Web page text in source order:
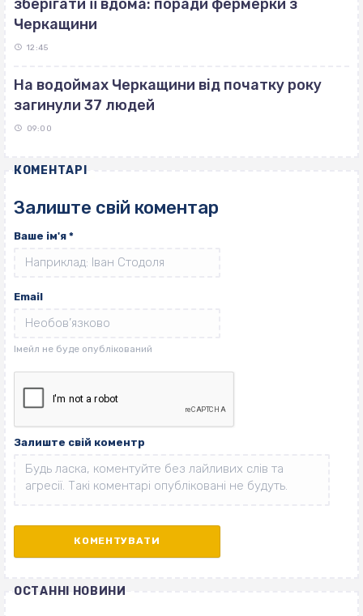
зберігати її вдома: поради фермерки з
Черкащини
12:45
На водоймах Черкащини від початку року
загинули 37 людей
09:00
КОМЕНТАРІ
Залиште свій коментар
Ваше ім'я *
Email
Залиште свій коментр
ОСТАННІ НОВИНИ